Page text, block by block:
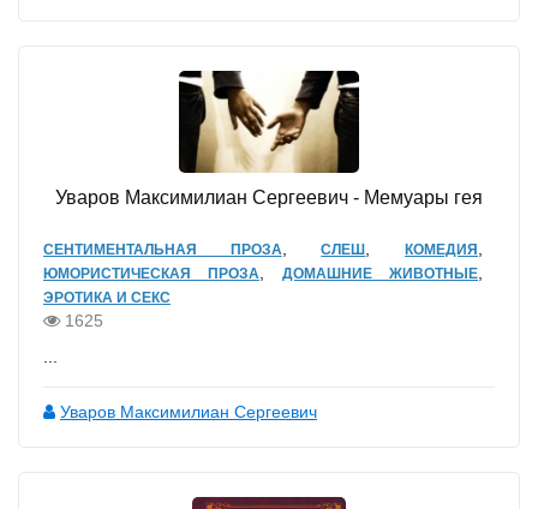
Уваров Максимилиан Сергеевич - Мемуары гея
СЕНТИМЕНТАЛЬНАЯ ПРОЗА ,СЛЕШ ,КОМЕДИЯ
ЮМОРИСТИЧЕСКАЯ ПРОЗА ДОМАШНИЕ ЖИВОТНЫЕ
ЭРОТИКА И СЕКС
1625
Уваров Максимилиан Сергеевич